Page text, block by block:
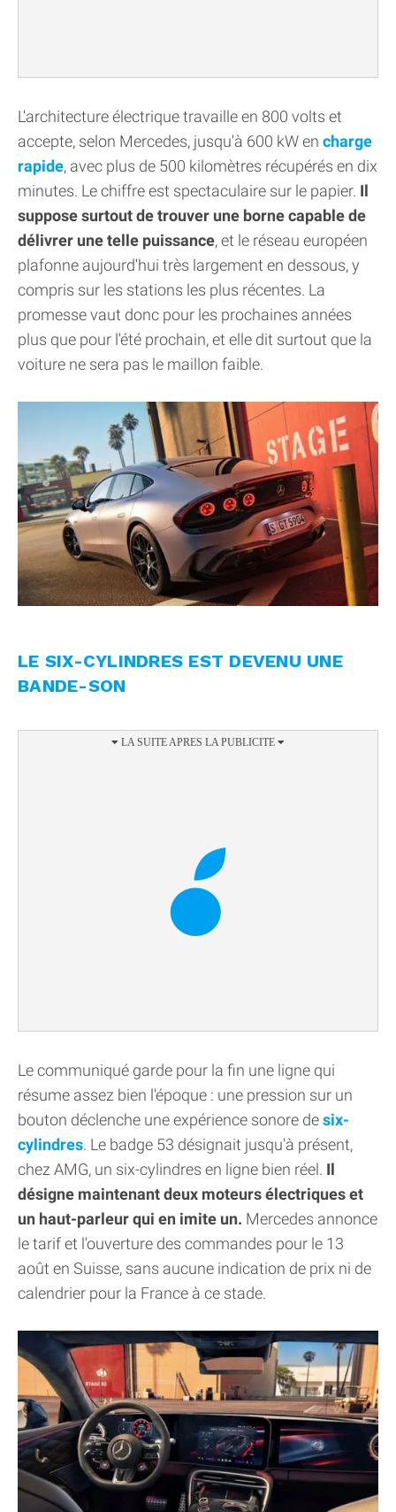
L'architecture électrique travaille en 800 volts et
accepte, selon Mercedes, jusqu'à 600 kW en charge
rapide, avec plus de 500 kilomètres récupérés en dix
minutes. Le chiffre est spectaculaire sur le papier. Il
suppose surtout de trouver une borne capable de
délivrer une telle puissance, et le réseau européen
plafonne aujourd'hui très largement en dessous, y
compris sur les stations les plus récentes. La
promesse vaut donc pour les prochaines années
plus que pour l'été prochain, et elle dit surtout que la
voiture ne sera pas le maillon faible.
LE SIX-CYLINDRES EST DEVENU UNE
BANDE-SON
Le communiqué garde pour la fin une ligne qui
résume assez bien l'époque : une pression sur un
bouton déclenche une expérience sonore desix-
cylindres. Le badge 53 désignait jusqu'à présent,
chez AMG, un six-cylindres en ligne bien réel. Il
désigne maintenant deux moteurs électriques et
un haut-parleur qui en imite un. Mercedes annonce
le tarif et l'ouverture des commandes pour le 13
août en Suisse, sans aucune indication de prix ni de
calendrier pour la France à ce stade.